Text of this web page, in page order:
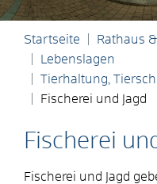
Startseite Rathaus
Lebenslagen
Tierhaltung,
Fischerei und Jagd
Fischerei
Fischerei und Jagd